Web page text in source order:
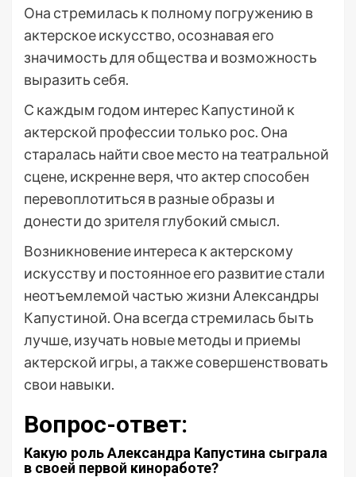
Она стремилась к полному погружению в
актерское искусство, осознавая его
значимость для общества и возможность
выразить себя.
С каждым годом интерес Капустиной к
актерской профессии только рос. Она
старалась найти свое место на театральной
сцене, искренне веря, что актер способен
перевоплотиться в разные образы и
донести до зрителя глубокий смысл.
Возникновение интереса к актерскому
искусству и постоянное его развитие стали
неотъемлемой частью жизни Александры
Капустиной. Она всегда стремилась быть
лучше, изучать новые методы и приемы
актерской игры, а также совершенствовать
свои навыки.
Вопрос-ответ:
Какую роль Александра Капустина сыграла
в своей первой киноработе?